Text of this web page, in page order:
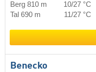
Berg 810 m 10/27 °C
Tal 690 m
11/27 °C
Benecko